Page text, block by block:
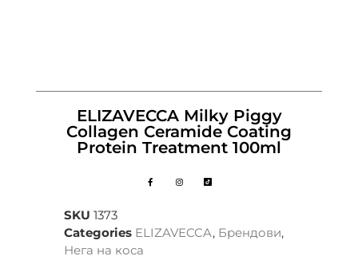
ELIZAVECCA Milky Piggy
Collagen Ceramide Coating
Protein Treatment 100ml
SKU 1373
Categories ELIZAVECCA, Брендови,
Нега на коса